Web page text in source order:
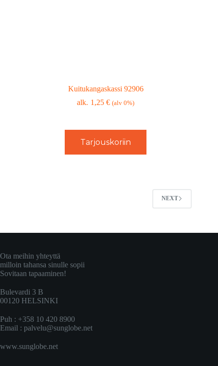
Kuitukangaskassi 92906
1,25€ (alv 0%)
Tarjouskoriin
NEXT
Ota meihin yhteyttä
milloin tahansa sinulle sopii
Sovitaan tapaaminen!
Bulevardi 3 B
00120 HELSINKI
Puh : +358 10 420 8900
Email : palvelu@sunglobe.net
www.sunglobe.net